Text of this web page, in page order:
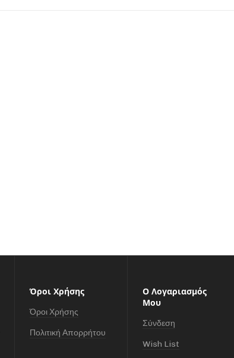
Όροι Χρήσης
Όροι Χρήσης
Πολιτική Απορρήτου
Ο Λογαριασμός
Μου
Σύνδεση
Wish List